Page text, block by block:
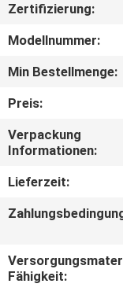
UNS
KONTAKT
UNS
Zertifizierung:
Modellnummer:
Min Bestellmenge:
Preis:
Verpackung
Informationen:
Lieferzeit:
Fähigkeit: